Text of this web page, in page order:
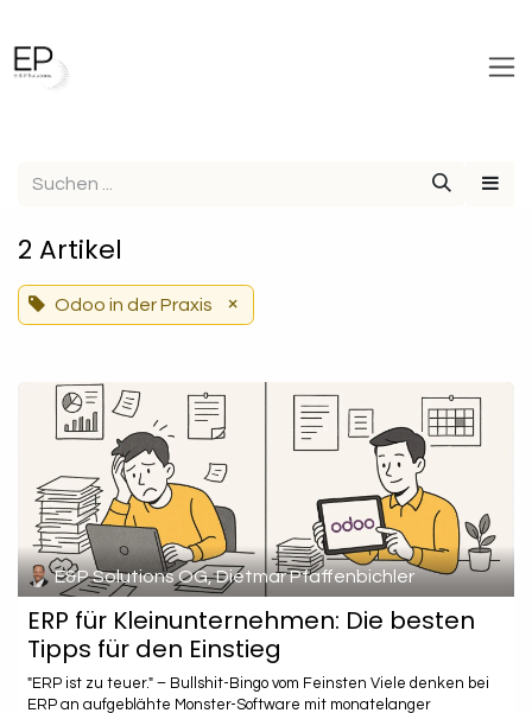
2 Artikel
Odoo in der Praxis ×
E&P Solutions OG, Dietmar Pfaffenbichler
ERP für Kleinunternehmen: Die besten
Tipps für den Einstieg
"ERP ist zu teuer." – Bullshit-Bingo vom Feinsten Viele denken bei
ERP an aufgeblähte Monster-Software mit monatelanger